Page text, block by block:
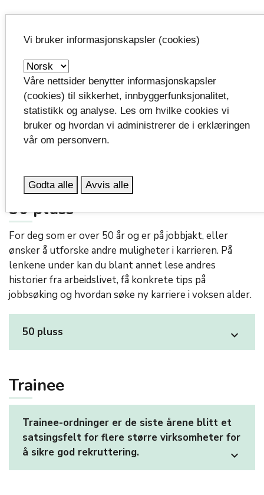
Ledige jobber? Hvor?
Nettsider
Nyttige nettsider for ulike bransjer expand_more
50 pluss
For deg som er over 50 år og er på jobbjakt, eller
ønsker å utforske andre muligheter i karrieren. På
lenkene under kan du blant annet lese andres
historier fra arbeidslivet, få konkrete tips på
jobbsøking og hvordan søke ny karriere i voksen alder.
50 pluss expand_more
Trainee
Trainee-ordninger er de siste årene blitt et
satsingsfelt for flere større virksomheter for
å sikre god rekruttering.
expand_more
Vi bruker informasjonskapsler (cookies)
Våre nettsider benytter informasjonskapsler
(cookies) til sikkerhet, innbyggerfunksjonalitet,
statistikk og analyse. Les om hvilke cookies vi
bruker og hvordan vi administrerer de i erklæringen
vår om personvern.
Godta alle Avvis alle